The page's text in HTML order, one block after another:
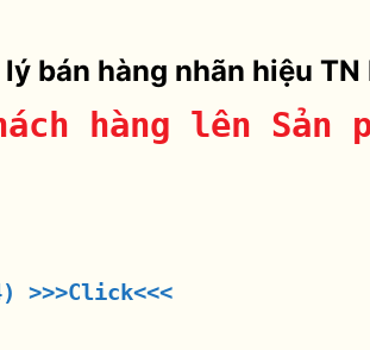
bán hàng nhãn hiệu TN
hàng lên Sản
>>>Click<<<